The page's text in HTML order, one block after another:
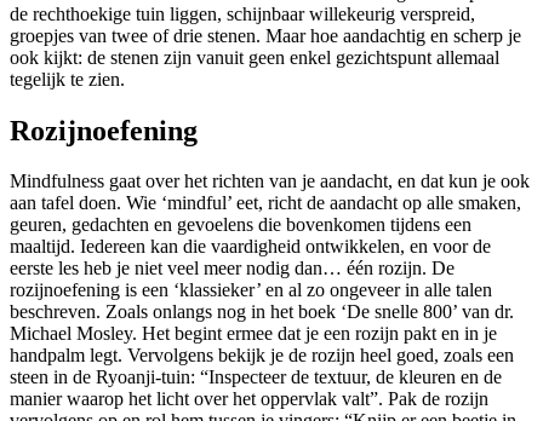
de rechthoekige tuin liggen, schijnbaar willekeurig verspreid,
groepjes van twee of drie stenen. Maar hoe aandachtig en scherp je
ook kijkt: de stenen zijn vanuit geen enkel gezichtspunt allemaal
tegelijk te zien.
Rozijnoefening
Mindfulness gaat over het richten van je aandacht, en dat kun je ook
aan tafel doen. Wie ‘mindful’ eet, richt de aandacht op alle smaken,
geuren, gedachten en gevoelens die bovenkomen tijdens een
maaltijd. Iedereen kan die vaardigheid ontwikkelen, en voor de
eerste les heb je niet veel meer nodig dan… één rozijn. De
rozijnoefening is een ‘klassieker’ en al zo ongeveer in alle talen
beschreven. Zoals onlangs nog in het boek ‘De snelle 800’ van dr.
Michael Mosley. Het begint ermee dat je een rozijn pakt en in je
handpalm legt. Vervolgens bekijk je de rozijn heel goed, zoals een
steen in de Ryoanji-tuin: “Inspecteer de textuur, de kleuren en de
manier waarop het licht over het oppervlak valt”. Pak de rozijn